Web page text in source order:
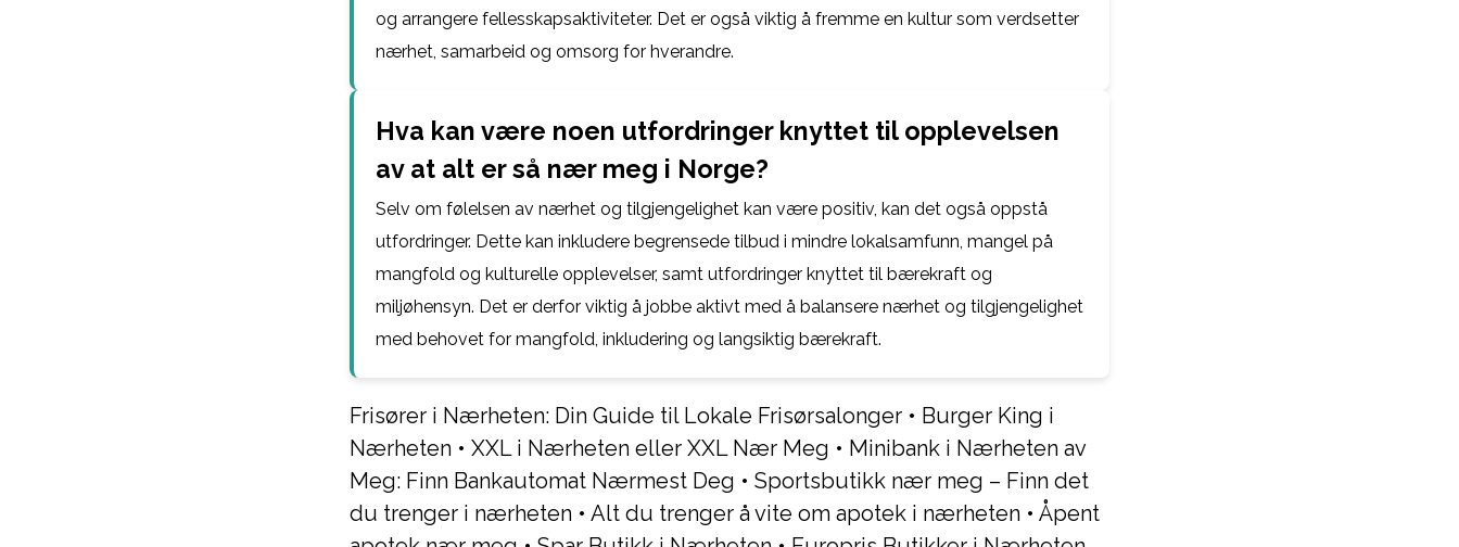
og arrangere fellesskapsaktiviteter. Det er også viktig å fremme en kultur som verdsetter
nærhet, samarbeid og omsorg for hverandre.
Hva kan være noen utfordringer knyttet til opplevelsen
av at alt er så nær meg i Norge?
Selv om følelsen av nærhet og tilgjengelighet kan være positiv, kan det også oppstå
utfordringer. Dette kan inkludere begrensede tilbud i mindre lokalsamfunn, mangel på
mangfold og kulturelle opplevelser, samt utfordringer knyttet til bærekraft og
miljøhensyn. Det er derfor viktig å jobbe aktivt med å balansere nærhet og tilgjengelighet
med behovet for mangfold, inkludering og langsiktig bærekraft.
Frisører i Nærheten: Din Guide til Lokale Frisørsalonger • Burger King i
Nærheten • XXL i Nærheten eller XXL Nær Meg • Minibank i Nærheten av
Meg: Finn Bankautomat Nærmest Deg • Sportsbutikk nær meg – Finn det
du trenger i nærheten • Alt du trenger å vite om apotek i nærheten • Åpent